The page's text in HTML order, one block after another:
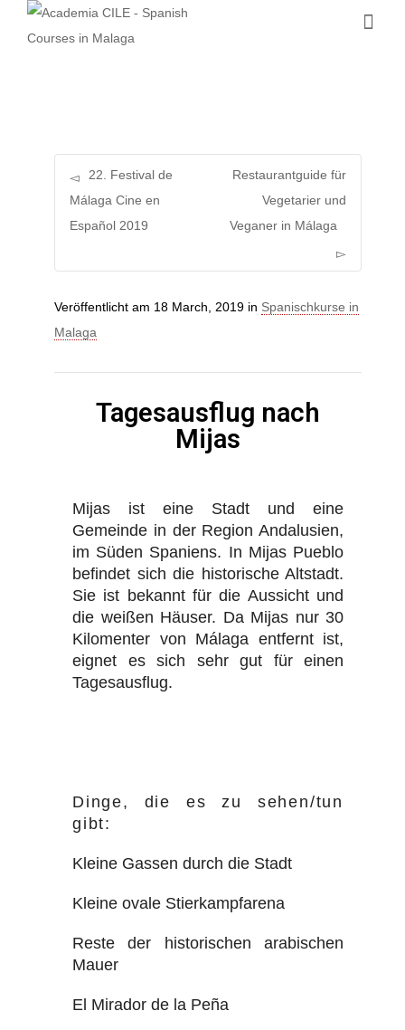
22. Festival de
Málaga Cine en
Español 2019
Restaurantguide für
Vegetarier und
Veganer in Málaga
Veröffentlicht am 18 March, 2019 in Spanischkurse in
Malaga
Tagesausflug nach
Mijas
Mijas ist eine Stadt und eine
Gemeinde in der Region Andalusien,
im Süden Spaniens. In Mijas Pueblo
befindet sich die historische Altstadt.
Sie ist bekannt für die Aussicht und
die weißen Häuser. Da Mijas nur 30
Kilomenter von Málaga entfernt ist,
eignet es sich sehr gut für einen
Tagesausflug.
Dinge, die es zu sehen/tun
gibt:
Kleine Gassen durch die Stadt
Kleine ovale Stierkampfarena
Reste der historischen arabischen
Mauer
El Mirador de la Peña